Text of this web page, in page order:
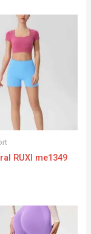
RUXI me1349